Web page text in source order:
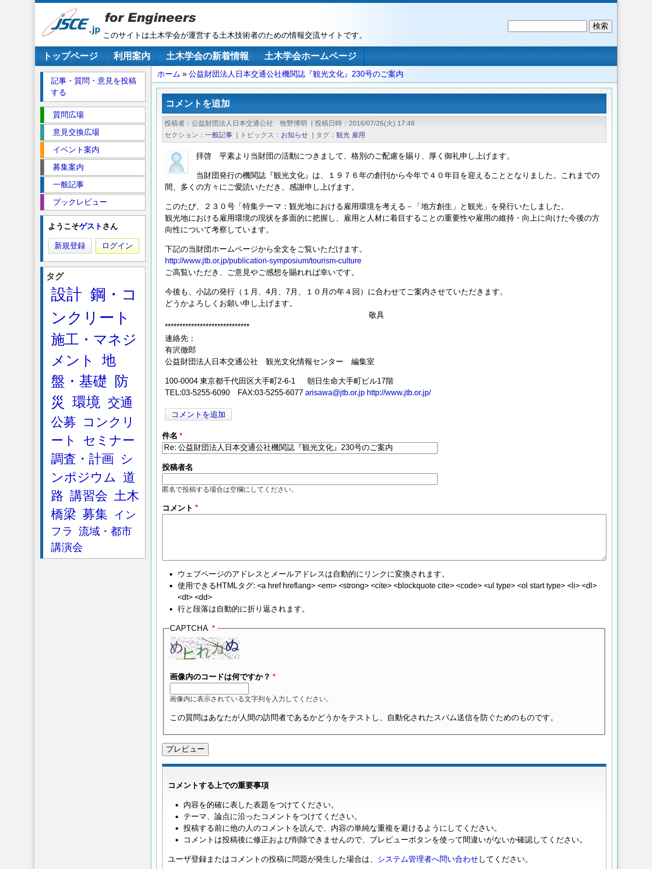
このサイトは土木学会が運営する土木技術者のための情報交流サイトです。
メインナビゲーション
トップページ 利用案内 土木学会の新着情報
土木学会ホームページ
パ
ン
ず
ホーム 公益財団法人日本交通公社機関誌『観光文化』230号のご案内
コメントを追加
投稿者 公益財団法人日本交通公社 牧野博明 | 投稿日時
2016/07/26(火) 17:48
セクション
一般記事 | トピックス お知らせ | タグ 観光 雇用
拝啓 平素より当財団の活動につきまして、格別のご配慮を賜り、厚く御礼申し上げます。
当財団発行の機関誌『観光文化』は、１９７６年の創刊から今年で４０年目を迎えることとなりました。これまでの
間、多くの方々にご愛読いただき、感謝申し上げます。
このたび、２３０号「特集テーマ：観光地における雇用環境を考える－「地方創生」と観光」を発行いたしました。
観光地における雇用環境の現状を多面的に把握し、雇用と人材に着目することの重要性や雇用の維持・向上に向けた今後の方
向性について考察しています。
下記の当財団ホームページから全文をご覧いただけます。
http://www.jtb.or.jp/publication-symposium/tourism-culture
ご高覧いただき、ご意見やご感想を賜れれば幸いです。
今後も、小誌の発行（１月、4月、7月、１０月の年４回）に合わせてご案内させていただきます。
どうかよろしくお願い申し上げます。
敬具
*****************************
連絡先：
有沢徹郎
公益財団法人日本交通公社 観光文化情報センター 編集室
100-0004 東京都千代田区大手町2-6-1 朝日生命大手町ビル17階
TEL:03-5255-6090 FAX:03-5255-6077 arisawa@jtb.or.jp http://www.jtb.or.jp/
コメントを追加
件名
投稿者名
匿名で投稿する場合は空欄にしてください。
コメント
ウェブページのアドレスとメールアドレスは自動的にリンクに変換されます。
使用できるHTMLタグ: <a href hreflang> <em> <strong> <cite> <blockquote cite> <code> <ul type> <ol start type> <li> <dl>
<dt> <dd>
行と段落は自動的に折り返されます。
CAPTCHA
画像内のコードは何ですか？
画像内に表示されている文字列を入力してください。
この質問はあなたが人間の訪問者であるかどうかをテストし、自動化されたスパム送信を防ぐためのものです。
コメントする上での重要事項
内容を的確に表した表題をつけてください。
テーマ、論点に沿ったコメントをつけてください。
投稿する前に他の人のコメントを読んで、内容の単純な重複を避けるようにしてください。
コメントは投稿後に修正および削除できませんので、プレビューボタンを使って間違いがないか確認してください。
ユーザ登録またはコメントの投稿に問題が発生した場合は、 システム管理者へ問い合わせしてください。
記事・質問・意見を投稿
する
ク
シ
質問広場
意見交換広場
イベント案内
募集案内
一般記事
ブックレビュー
ようこそゲスト さん
新規登録 ログイン
タグ
設計 鋼・コ
ンクリート
施工・マネジ
メント
地
盤・基礎
防
災
環境 交通
公募
コンクリ
ート
セミナー
調査・計画
シ
ンポジウム 道
路 講習会 土木
橋梁 募集
イン
フラ
流域・都市
講演会